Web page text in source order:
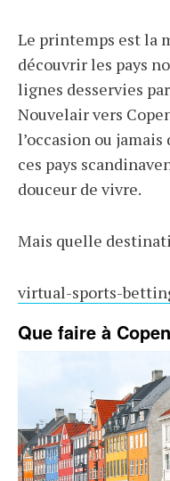
Le printemps est la
découvrir les pays
lignes desservies
Nouvelair vers
l’occasion ou
ces pays
douceur de vivre.
Mais quelle
virtual-sports-
Que faire à